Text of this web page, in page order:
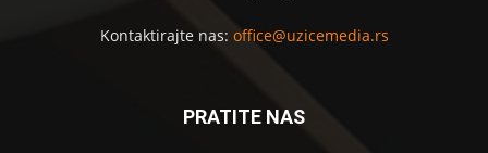
Kontaktirajte nas: office@uzicemedia.rs
PRATITE NAS